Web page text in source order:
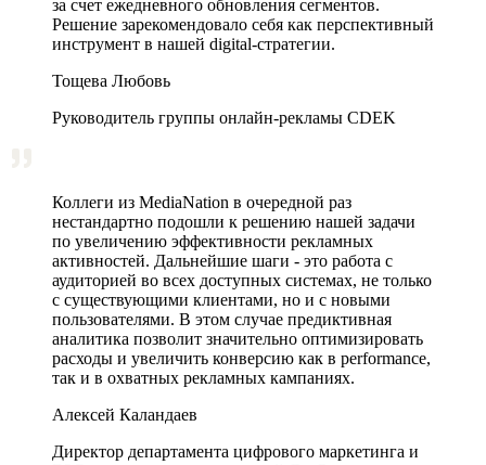
за счет ежедневного обновления сегментов.
Решение зарекомендовало себя как перспективный
инструмент в нашей digital-стратегии.
Тощева Любовь
Руководитель группы онлайн-рекламы CDEK
Коллеги из MediaNation в очередной раз
нестандартно подошли к решению нашей задачи
по увеличению эффективности рекламных
активностей. Дальнейшие шаги - это работа с
аудиторией во всех доступных системах, не только
с существующими клиентами, но и с новыми
пользователями. В этом случае предиктивная
аналитика позволит значительно оптимизировать
расходы и увеличить конверсию как в performance,
так и в охватных рекламных кампаниях.
Алексей Каландаев
Директор департамента цифрового маркетинга и